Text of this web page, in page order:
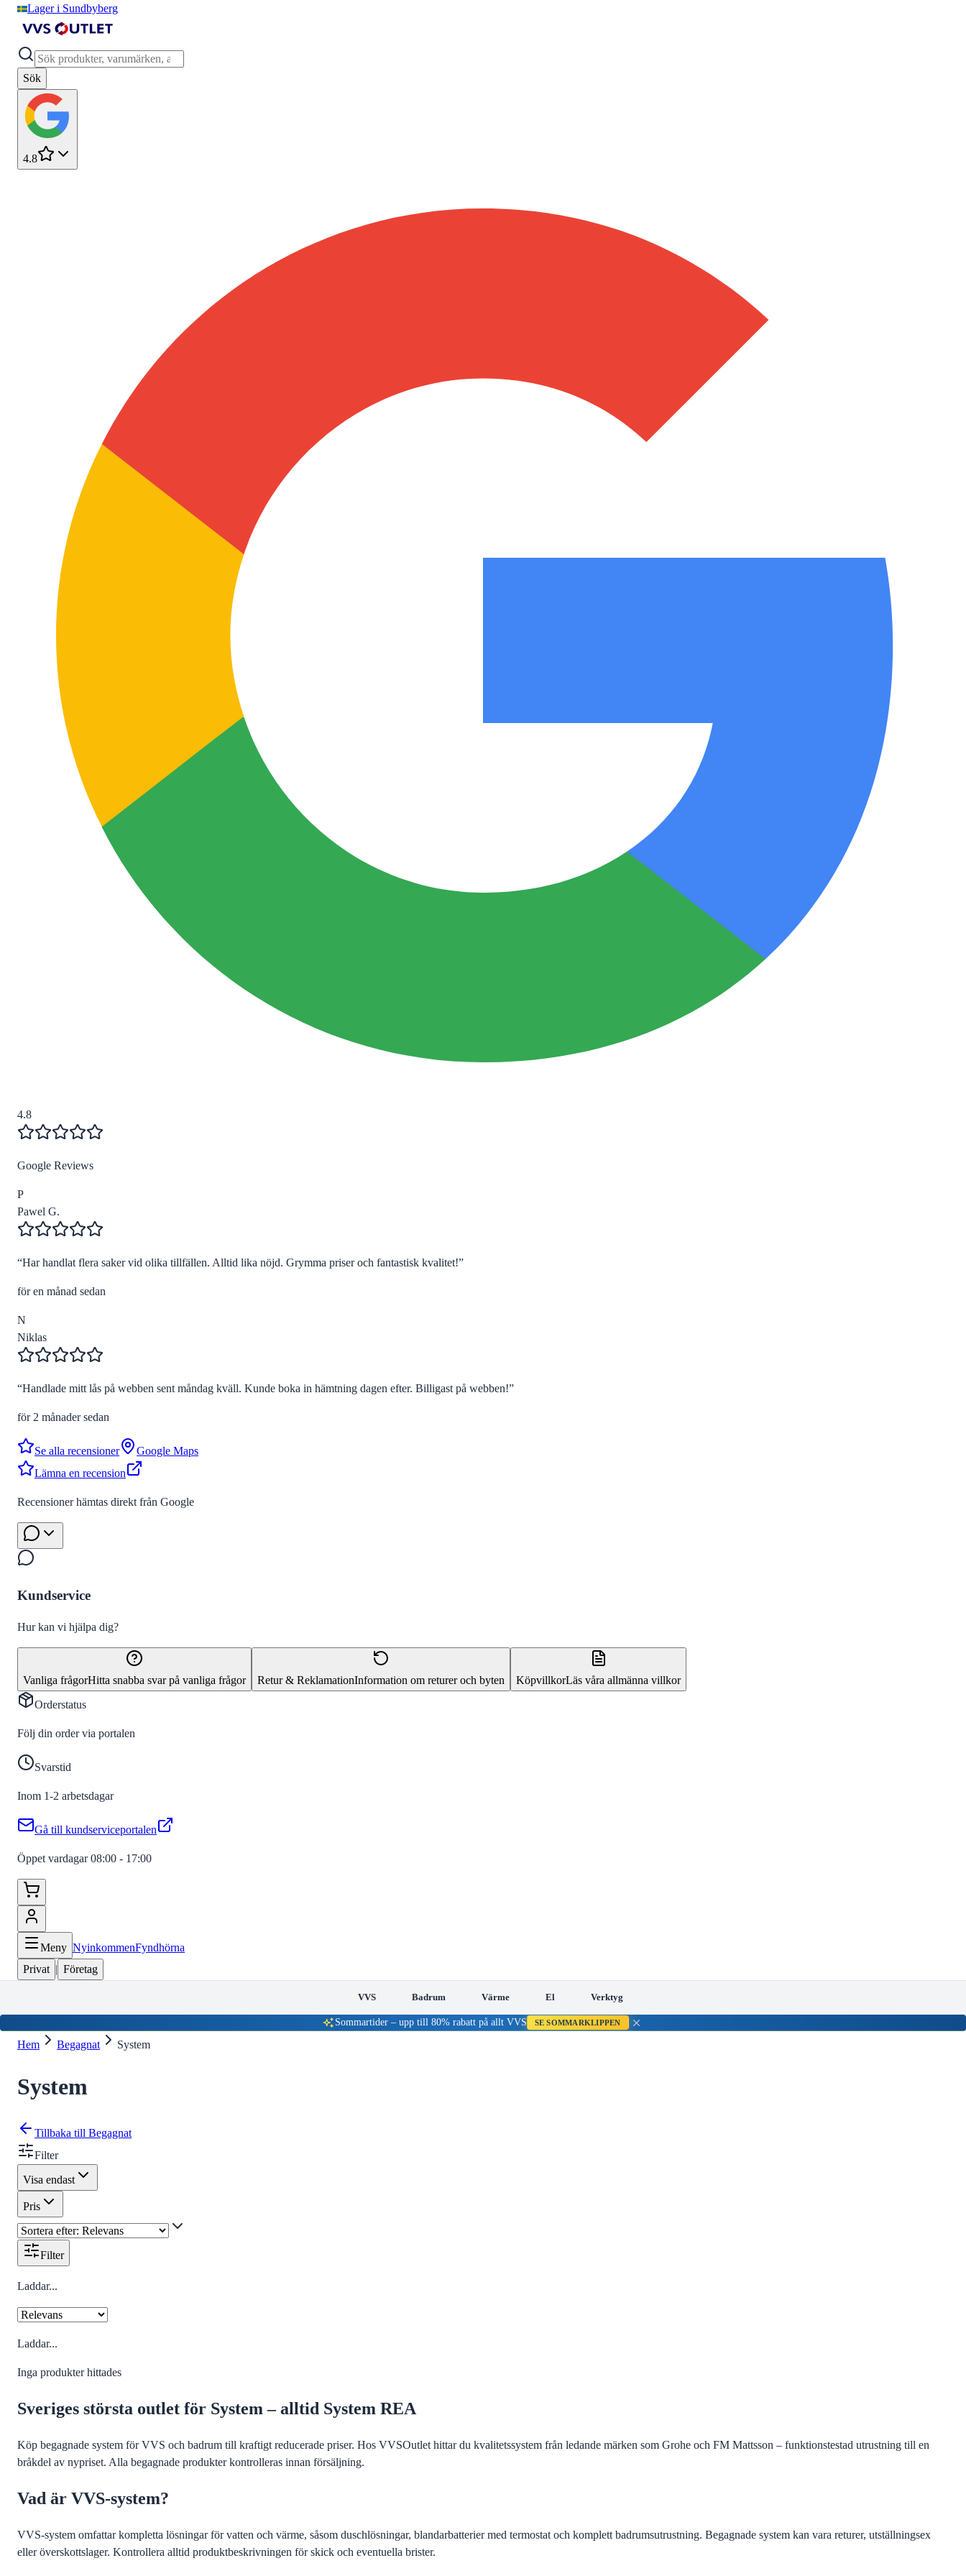
Lager i Sundbyberg
Sök
4.8
4.8
Google Reviews
P
Pawel G.
“Har handlat flera saker vid olika tillfällen. Alltid lika nöjd. Grymma priser och fantastisk kvalitet!”
för en månad sedan
N
Niklas
“Handlade mitt lås på webben sent måndag kväll. Kunde boka in hämtning dagen efter. Billigast på webben!”
för 2 månader sedan
Se alla recensioner
Google Maps
Lämna en recension
Recensioner hämtas direkt från Google
Kundservice
Hur kan vi hjälpa dig?
Vanliga frågorHitta snabba svar på vanliga frågor Retur & ReklamationInformation om returer och byten KöpvillkorLäs våra allmänna villkor
Orderstatus
Följ din order via portalen
Svarstid
Inom 1-2 arbetsdagar
Gå till kundserviceportalen
Öppet vardagar 08:00 - 17:00
Meny NyinkommenFyndhörna
Privat | Företag
VVS Badrum Värme El Verktyg
Sommartider – upp till 80% rabatt på allt VVS SE SOMMARKLIPPEN
Hem Begagnat System
System
Tillbaka till Begagnat
Filter
Visa endast
Pris
Filter
Laddar...
Laddar...
Inga produkter hittades
Sveriges största outlet för System – alltid System REA
Köp begagnade system för VVS och badrum till kraftigt reducerade priser. Hos VVSOutlet hittar du kvalitetssystem från ledande märken som Grohe och FM Mattsson – funktionstestad utrustning till en
bråkdel av nypriset. Alla begagnade produkter kontrolleras innan försäljning.
Vad är VVS-system?
VVS-system omfattar kompletta lösningar för vatten och värme, såsom duschlösningar, blandarbatterier med termostat och komplett badrumsutrustning. Begagnade system kan vara returer, utställningsex
eller överskottslager. Kontrollera alltid produktbeskrivningen för skick och eventuella brister.